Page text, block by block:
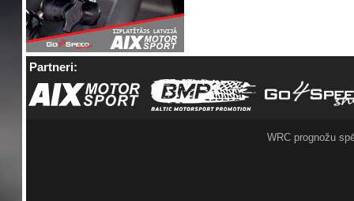
Partneri:
WRC prognožu